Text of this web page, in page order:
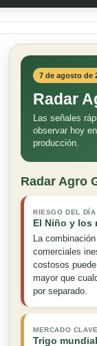
7 de agosto de
Radar
Las señales
observar hoy
producción.
Radar Agro
RIESGO DEL DÍA
El Niño y los
La
comerciales
costosos
mayor que
por separado.
MERCADO CLAVE
Trigo mundial